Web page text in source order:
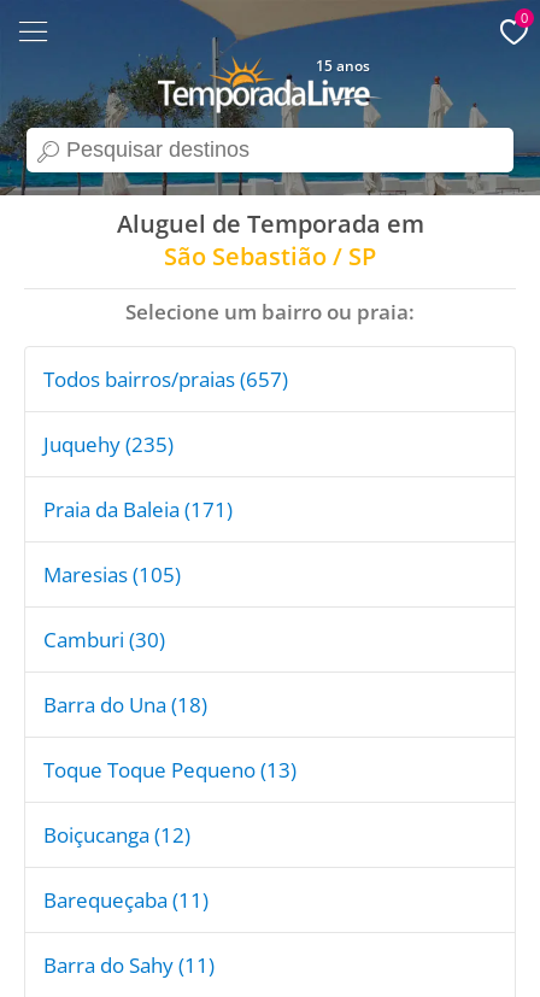
search
15 anos
0
Aluguel de Temporada em
São Sebastião / SP
Selecione um bairro ou praia:
Todos bairros/praias (657)
Juquehy (235)
Praia da Baleia (171)
Maresias (105)
Camburi (30)
Barra do Una (18)
Toque Toque Pequeno (13)
Boiçucanga (12)
Barequeçaba (11)
Barra do Sahy (11)